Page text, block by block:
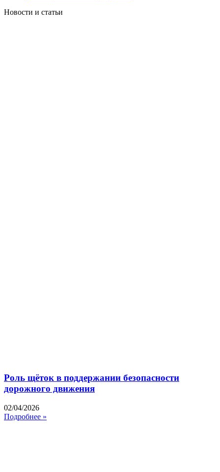
Новости и статьи
Роль щёток в поддержании безопасности
дорожного движения
02/04/2026
Подробнее »